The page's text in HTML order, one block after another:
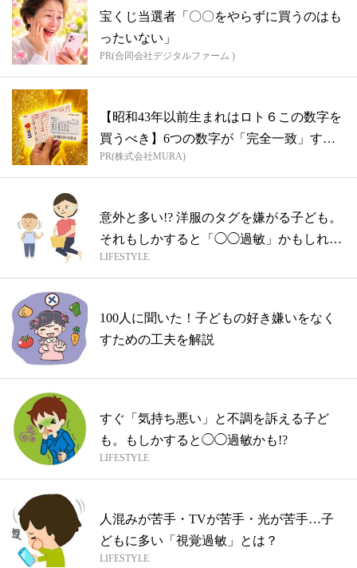
宝くじ当選者「〇〇をやらずに買うのはも
ったいない」
PR(合同会社デジタルファーム )
【昭和43年以前生まれはロト６この数字を
買うべき】6つの数字が「完全一致」する
方...
PR(株式会社MURA)
意外と多い!? 洋服のタグを嫌がる子ども。
それもしかすると「◯◯過敏」かもしれ
ま...
LIFESTYLE
100人に聞いた！子どもの好き嫌いをなく
すための工夫を解説
すぐ「気持ち悪い」と不調を訴える子ど
も。もしかすると◯◯過敏かも!?
LIFESTYLE
人混みが苦手・TVが苦手・光が苦手…子
どもに多い「視覚過敏」とは？
LIFESTYLE